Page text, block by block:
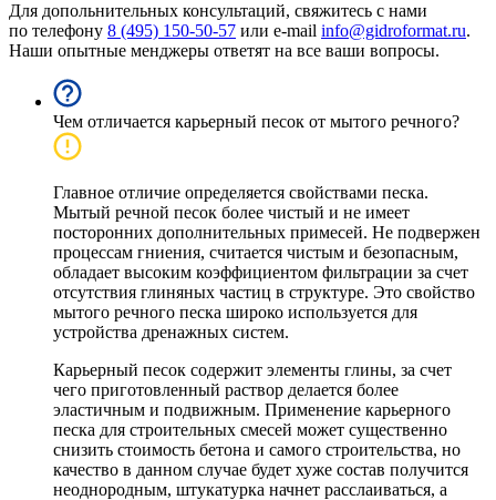
Для допольнительных консультаций, свяжитесь с нами
по телефону 8 (495) 150-50-57 или e-mail info@gidroformat.ru.
Наши опытные менджеры ответят на все ваши вопросы.
Чем отличается карьерный песок от мытого речного?
Главное отличие определяется свойствами песка.
Мытый речной песок более чистый и не имеет
посторонних дополнительных примесей. Не подвержен
процессам гниения, считается чистым и безопасным,
обладает высоким коэффициентом фильтрации за счет
отсутствия глиняных частиц в структуре. Это свойство
мытого речного песка широко используется для
устройства дренажных систем.
Карьерный песок содержит элементы глины, за счет
чего приготовленный раствор делается более
эластичным и подвижным. Применение карьерного
песка для строительных смесей может существенно
снизить стоимость бетона и самого строительства, но
качество в данном случае будет хуже состав получится
неоднородным, штукатурка начнет расслаиваться, а